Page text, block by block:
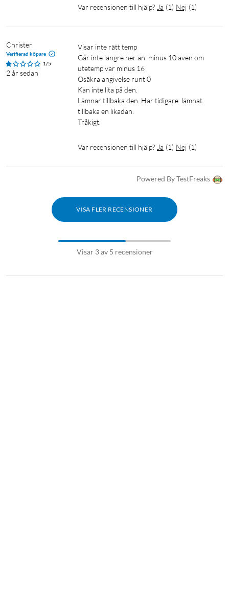
Var recensionen till hjälp? Ja (1) Nej (1)
Christer
Verifierad köpare
1/5
2 år sedan
Visar inte rätt temp
Går inte längre ner än  minus 10 även om
utetemp var minus 16
Osäkra angivelse runt 0
Kan inte lita på den.
Lämnar tillbaka den. Har tidigare  lämnat
tillbaka en likadan.
Tråkigt.
Var recensionen till hjälp? Ja (1) Nej (1)
Powered By TestFreaks
VISA FLER RECENSIONER
Visar 3 av 5 recensioner